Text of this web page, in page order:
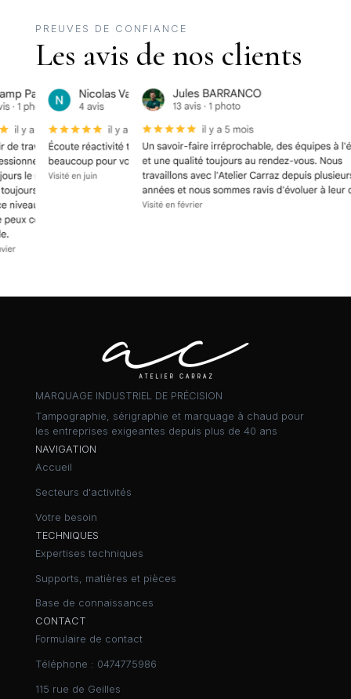
PREUVES DE CONFIANCE
Les avis de nos clients
MARQUAGE INDUSTRIEL DE PRÉCISION
Tampographie, sérigraphie et marquage à chaud pour
les entreprises exigeantes depuis plus de 40 ans
NAVIGATION
Accueil
Secteurs d'activités
Votre besoin
TECHNIQUES
Expertises techniques
Supports, matières et pièces
Base de connaissances
CONTACT
Formulaire de contact
Téléphone : 0474775986
115 rue de Geilles